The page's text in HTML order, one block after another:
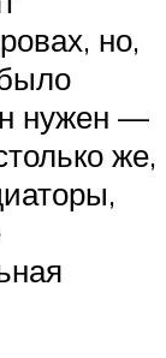
но,
нужен —
же,